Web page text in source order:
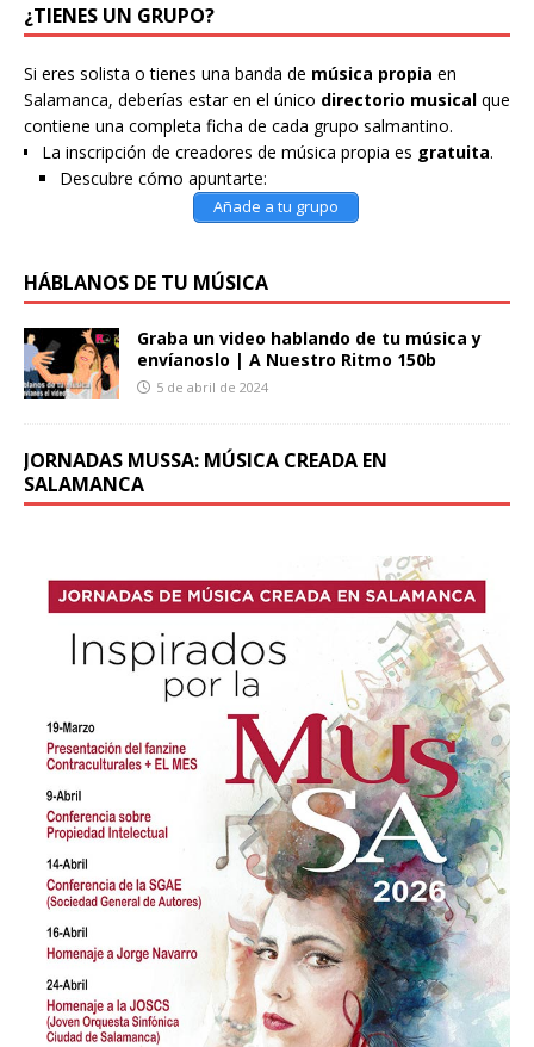
¿TIENES UN GRUPO?
Si eres solista o tienes una banda de música propia en
Salamanca, deberías estar en el único directorio musical que
contiene una completa ficha de cada grupo salmantino.
La inscripción de creadores de música propia es gratuita.
Descubre cómo apuntarte:
Añade a tu grupo
HÁBLANOS DE TU MÚSICA
Graba un video hablando de tu música y
envíanoslo | A Nuestro Ritmo 150b
5 de abril de 2024
JORNADAS MUSSA: MÚSICA CREADA EN
SALAMANCA